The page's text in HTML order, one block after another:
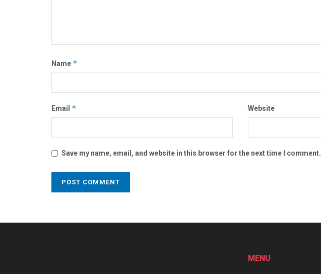
Name *
Email * Website
Save my name, email, and website in this browser for the next time I comment.
MENU